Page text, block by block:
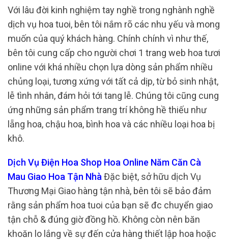
Với lâu đời kinh nghiệm tay nghề trong nghành nghề
dịch vụ hoa tuoi, bên tôi nắm rõ các nhu yếu và mong
muốn của quý khách hàng. Chính chính vì như thế,
bên tôi cung cấp cho người chơi 1 trang web hoa tươi
online với khá nhiều chọn lựa dòng sản phẩm nhiều
chủng loại, tương xứng với tất cả dịp, từ bỏ sinh nhật,
lễ tình nhân, đám hỏi tới tang lễ. Chúng tôi cũng cung
ứng những sản phẩm trang trí không hề thiếu như
lẵng hoa, chậu hoa, bình hoa và các nhiều loại hoa bị
khô.
Dịch Vụ Điện Hoa Shop Hoa Online Năm Căn Cà
Mau Giao Hoa Tận Nhà Đặc biệt, sở hữu dịch Vụ
Thương Mại Giao hàng tận nhà, bên tôi sẽ bảo đảm
rằng sản phẩm hoa tuoi của bạn sẽ đc chuyển giao
tận chỗ & đúng giờ đồng hồ. Không còn nên băn
khoăn lo lắng về sự đến cửa hàng thiết lập hoa hoặc